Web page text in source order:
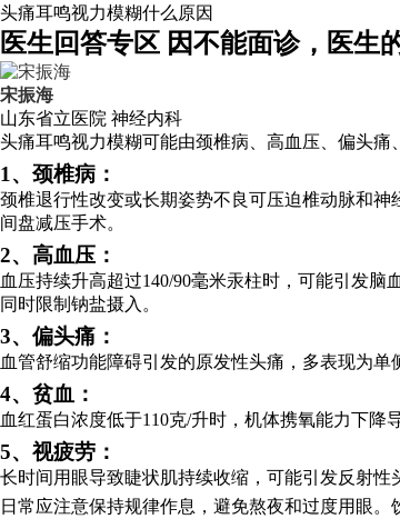
头痛耳鸣视力模糊什么原因
医生回答专区 因不能面诊，医生
宋振海
山东省立医院 神经内科
头痛耳鸣视力模糊可能由颈椎病、高血压、偏头痛
1、颈椎病：
颈椎退行性改变或长期姿势不良可压迫椎动脉和
间盘减压手术。
2、高血压：
血压持续升高超过140/90毫米汞柱时，可能引发
同时限制钠盐摄入。
3、偏头痛：
血管舒缩功能障碍引发的原发性头痛，多表现为
4、贫血：
血红蛋白浓度低于110克/升时，机体携氧能力下
5、视疲劳：
长时间用眼导致睫状肌持续收缩，可能引发反射
日常应注意保持规律作息，避免熬夜和过度用眼